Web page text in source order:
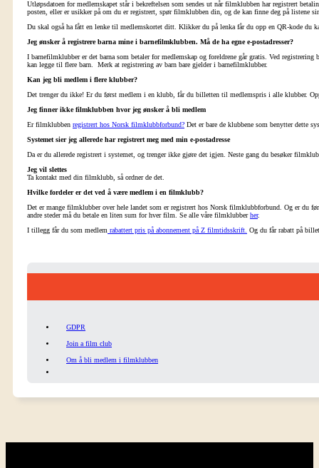
Utløpsdatoen for medlemskapet står i bekreftelsen som sendes ut når filmklubben har registrert
posten, eller er usikker på om du er registrert, spør filmklubben din, og de kan finne deg på listene
Du skal også ha fått en lenke til medlemskortet ditt. Klikker du på lenka får du opp en QR-kode du
Jeg ønsker å registrere barna mine i barnefilmklubben. Må de ha egne e-postadresser?
I barnefilmklubber er det barna som betaler for medlemskap og foreldrene går gratis. Ved
kan legge til flere barn. Merk at registrering av barn bare gjelder i barnefilmklubber.
Kan jeg bli medlem i flere klubber?
Det trenger du ikke! Er du først medlem i en klubb, får du billetten til medlemspris i alle klubber.
Jeg finner ikke filmklubben hvor jeg ønsker å bli medlem
Er filmklubben registrert hos Norsk filmklubbforbund? Det er bare de klubbene som benytter dette
Systemet sier jeg allerede har registrert meg med min e-postadresse
Da er du allerede registrert i systemet, og trenger ikke gjøre det igjen. Neste gang du besøker
Jeg vil slettes
Ta kontakt med din filmklubb, så ordner de det.
Hvilke fordeler er det ved å være medlem i en filmklubb?
Det er mange filmklubber over hele landet som er registrert hos Norsk filmklubbforbund. Og er du
andre steder må du betale en liten sum for hver film. Se alle våre filmklubberher.
I tillegg får du som medlem rabattert pris på abonnement på Z filmtidsskrift. Og du får rabatt på
GDPR
Join a film club
Om å bli medlem i filmklubben